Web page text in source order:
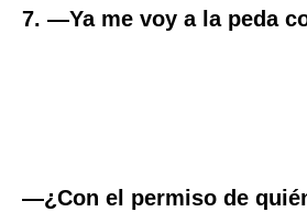
7. —Ya me voy a la peda
—¿Con el permiso de